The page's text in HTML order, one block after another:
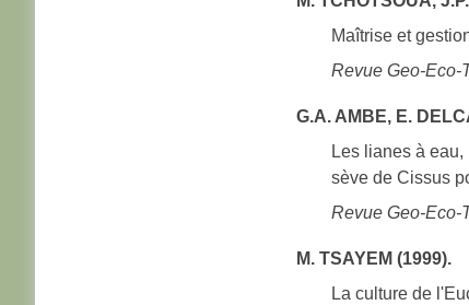
Maîtrise et
Revue Geo-Eco-
G.A. AMBE, E.
Les lianes à
sève de Cissus
Revue Geo-Eco-
M. TSAYEM (1999).
La culture de